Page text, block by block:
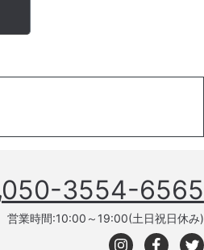
050-3554-6565
営業時間:10:00～19:00(土日祝日休み)